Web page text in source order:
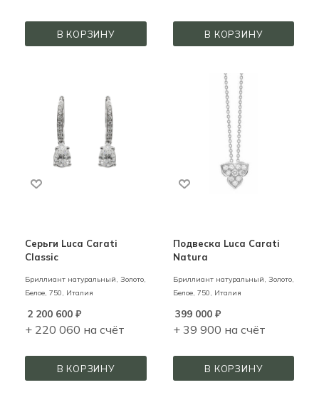
В КОРЗИНУ В КОРЗИНУ
Серьги Luca Carati
Classic
Бриллиант натуральный, Золото,
Белое, 750, Италия
2 200 600 ₽
+ 220 060 на счёт
В КОРЗИНУ
Подвеска Luca Carati
Natura
Бриллиант натуральный, Золото,
Белое, 750, Италия
399 000₽
+ 39 900 на счёт
В КОРЗИНУ